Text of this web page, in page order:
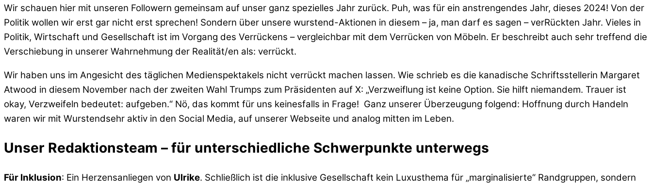
Wir schauen hier mit unseren Followern gemeinsam auf unser ganz spezielles Jahr zurück. Puh, was für ein anstrengendes Jahr, dieses 2024! Von der
Politik wollen wir erst gar nicht erst sprechen! Sondern über unsere wurstend-Aktionen in diesem – ja, man darf es sagen – verRückten Jahr. Vieles in
Politik, Wirtschaft und Gesellschaft ist im Vorgang des Verrückens – vergleichbar mit dem Verrücken von Möbeln. Er beschreibt auch sehr treffend die
Verschiebung in unserer Wahrnehmung der Realität/en als: verrückt.
Wir haben uns im Angesicht des täglichen Medienspektakels nicht verrückt machen lassen. Wie schrieb es die kanadische Schriftsstellerin Margaret
Atwood in diesem November nach der zweiten Wahl Trumps zum Präsidenten auf X: „Verzweiflung ist keine Option. Sie hilft niemandem. Trauer ist
okay, Verzweifeln bedeutet: aufgeben.“ Nö, das kommt für uns keinesfalls in Frage! Ganz unserer Überzeugung folgend: Hoffnung durch Handeln
waren wir mit Wurstendsehr aktiv in den Social Media, auf unserer Webseite und analog mitten im Leben.
Unser Redaktionsteam – für unterschiedliche Schwerpunkte unterwegs
Für Inklusion: Ein Herzensanliegen von Ulrike. Schließlich ist die inklusive Gesellschaft kein Luxusthema für „marginalisierte“ Randgruppen, sondern